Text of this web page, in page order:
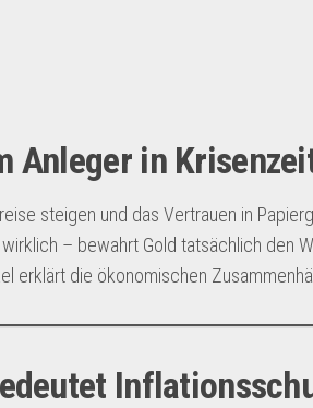
Anleger in
steigen und das Vertrauen in
– bewahrt Gold tatsächlich den
erklärt die ökonomischen